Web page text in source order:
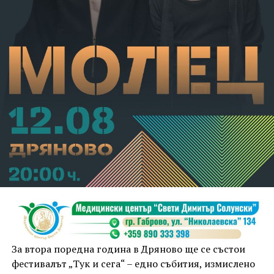
взета мярка за неотклонение „домашен арест“.
Съдебният акт е окончателен.
За втора поредна година в Дряново ще се състои
фестивалът „Тук и сега“ – едно събития, измислено